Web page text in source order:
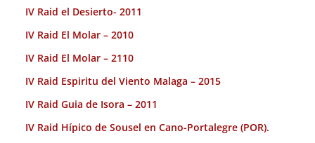
IV Raid el Desierto- 2011
IV Raid El Molar – 2010
IV Raid El Molar – 2110
IV Raid Espiritu del Viento Malaga – 2015
IV Raid Guia de Isora – 2011
IV Raid Hípico de Sousel en Cano-Portalegre (POR).